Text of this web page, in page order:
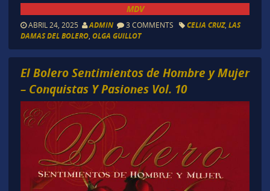
MDV
ABRIL 24, 2025 ADMIN 3 COMMENTS CELIA CRUZ, LAS
DAMAS DEL BOLERO, OLGA GUILLOT
El Bolero Sentimientos de Hombre y Mujer
– Conquistas Y Pasiones Vol. 10